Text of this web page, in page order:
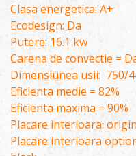
Clasa energetica: A+
Ecodesign: Da
Putere: 16.1 kw
Carena de convectie =
Dimensiunea usii: 750/
Eficienta medie = 82%
Eficienta maxima = 90%
Placare interioara:
Placare interioara